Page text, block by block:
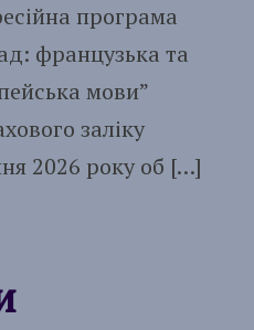
програма
французька та
мови”
заліку
2026 року об […]